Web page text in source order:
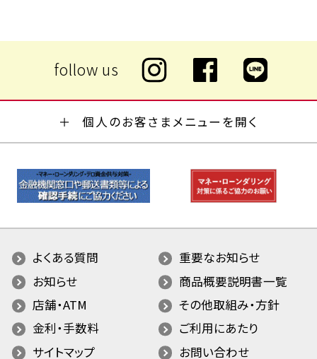
個人のお客さまメニューを開く
よくある質問
重要なお知らせ
お知らせ
商品概要説明書一覧
店舗・ATM
その他取組み・方針
金利・手数料
ご利用にあたり
サイトマップ
お問い合わせ